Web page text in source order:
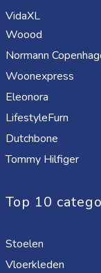
VidaXL
Woood
Normann
Woonexpress
Eleonora
LifestyleFurn
Dutchbone
Tommy Hilfiger
Top 10
Stoelen
Vloerkleden